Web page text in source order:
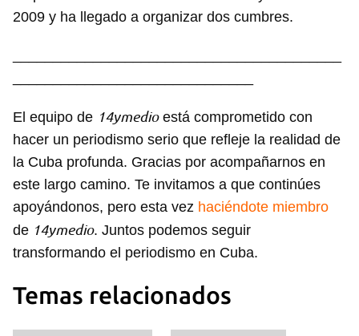
Guardar como favorito
iniciar sesión con tu cuenta de 14ymedio.
2009 y ha llegado a organizar dos cumbres.
El equipo de 14ymedioestá comprometido con
hacer un periodismo serio que refleje la realidad de
la Cuba profunda. Gracias por acompañarnos en
este largo camino. Te invitamos a que continúes
apoyándonos, pero esta vez haciéndote miembro
de 14ymedio. Juntos podemos seguir
transformando el periodismo en Cuba.
Temas relacionados